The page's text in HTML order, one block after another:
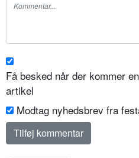
Få besked når der kommer
artikel
Modtag nyhedsbrev fra